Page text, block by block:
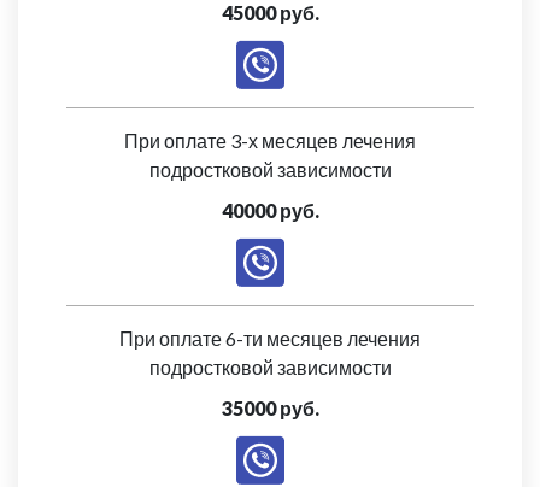
45000 руб.
При оплате 3-х месяцев лечения
подростковой зависимости
40000 руб.
При оплате 6-ти месяцев лечения
подростковой зависимости
35000 руб.